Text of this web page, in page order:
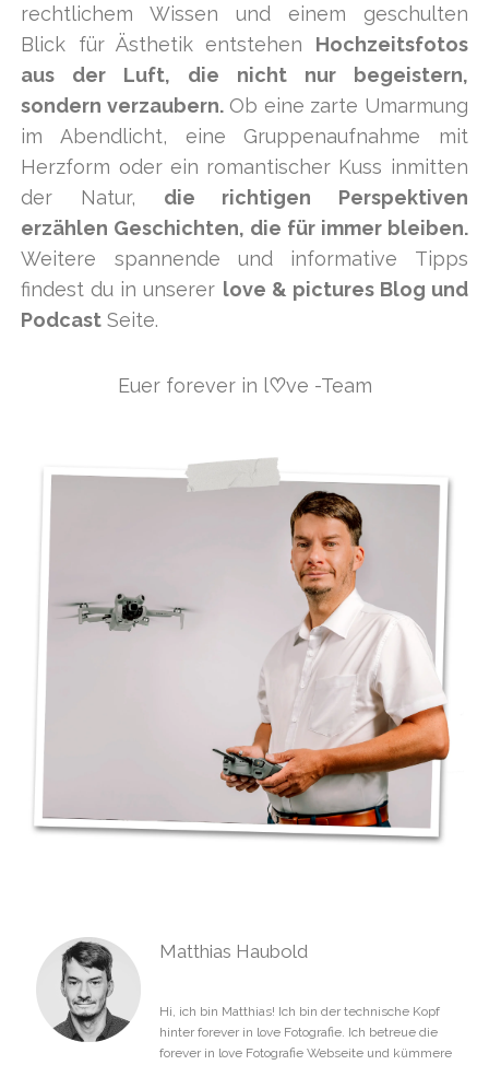
rechtlichem Wissen und einem geschulten
Blick für Ästhetik entstehen Hochzeitsfotos
aus der Luft, die nicht nur begeistern,
sondern verzaubern.Ob eine zarte Umarmung
im Abendlicht, eine Gruppenaufnahme mit
Herzform oder ein romantischer Kuss inmitten
der Natur, die richtigen Perspektiven
erzählen Geschichten, die für immer bleiben.
Weitere spannende und informative Tipps
findest du in unserer love & pictures Blog und
Podcast Seite.
Euer forever in l♡ve -Team
Matthias Haubold
Hi, ich bin Matthias! Ich bin der technische Kopf
hinter forever in love Fotografie. Ich betreue die
forever in love Fotografie Webseite und kümmere